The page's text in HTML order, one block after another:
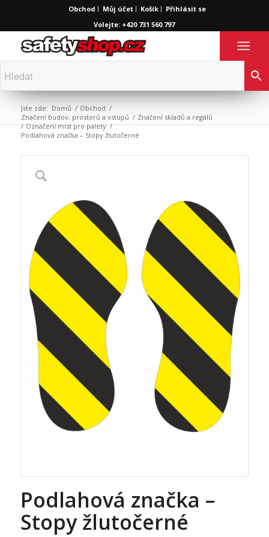
Obchod Můj účet Košík
Přihlásit se
Volejte: +420 731 560 797
Jste zde: Domů / Obchod /
Značení budov, prostorů a vstupů / Značení skladů a regálů
/ Označení míst pro palety /
Podlahová značka – Stopy žlutočerné
Podlahová značka –
Stopy žlutočerné